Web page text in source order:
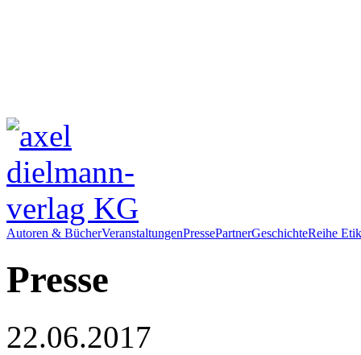
Autoren & BücherVeranstaltungenPressePartnerGeschichteReihe
Presse
22.06.2017